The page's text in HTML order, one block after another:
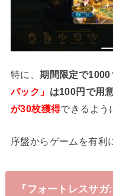
特に、期間限定で
パック」 は100円で用
が30枚獲得できるよう
序盤からゲームを有利
『フォートレスサ